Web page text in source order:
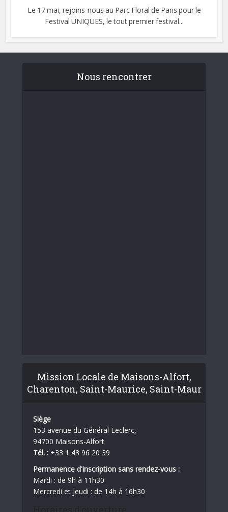
Le 17 mai, rejoins-nous au Parc Floral de Paris pour le
Festival UNIQUES, le tout premier festival...
Nous rencontrer
Mission Locale de Maisons-Alfort,
Charenton, Saint-Maurice, Saint-Maur
Siège
153 avenue du Général Leclerc,
94700 Maisons-Alfort
Tél. : +33 1 43 96 20 39
Permanence d'inscription sans rendez-vous :
Mardi : de 9h à 11h30
Mercredi et Jeudi : de 14h à 16h30